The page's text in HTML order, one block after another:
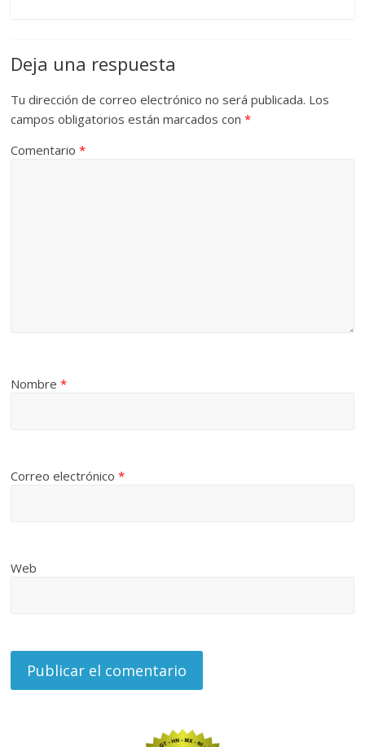
Deja una respuesta
Tu dirección de correo electrónico no será publicada. Los
campos obligatorios están marcados con*
Comentario*
Nombre*
Correo electrónico*
Web